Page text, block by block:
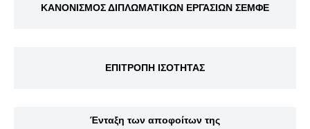
ΚΑΝΟΝΙΣΜΟΣ ΔΙΠΛΩΜΑΤΙΚΩΝ ΕΡΓΑΣΙΩΝ ΣΕΜΦΕ
ΕΠΙΤΡΟΠΗ ΙΣΟΤΗΤΑΣ
Ένταξη των αποφοίτων της